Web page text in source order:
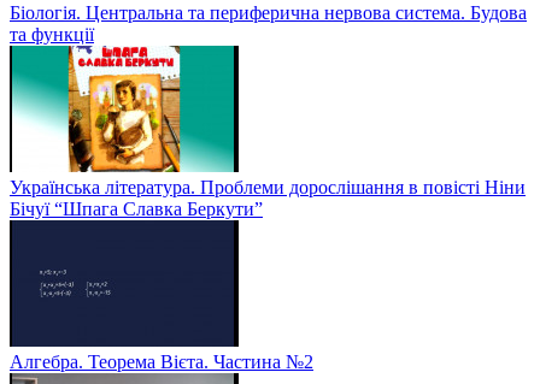
Біологія. Центральна та периферична нервова система. Будова
та функції
Українська література. Проблеми дорослішання в повісті Ніни
Бічуї “Шпага Славка Беркути”
Алгебра. Теорема Вієта. Частина №2